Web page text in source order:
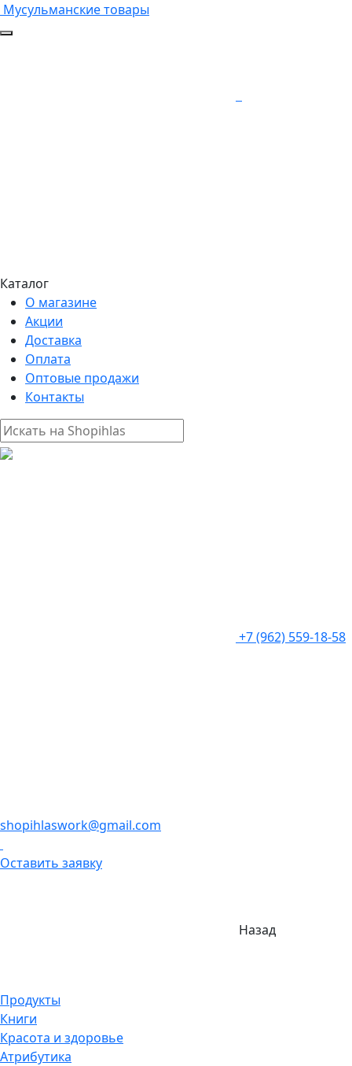
Мусульманские товары
Каталог
О магазине
Акции
Доставка
Оплата
Оптовые продажи
Контакты
+7 (962) 559-18-58
shopihlaswork@gmail.com
Оставить заявку
Назад
Продукты
Книги
Красота и здоровье
Атрибутика